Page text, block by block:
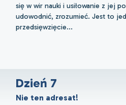
się w wir nauki i usiłowanie z jej
udowodnić, zrozumieć. Jest to
przedsięwzięcie...
Dzień 7
Nie ten adresat!